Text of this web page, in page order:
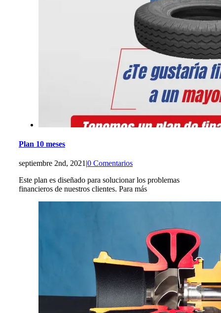
Plan 10 meses
septiembre 2nd, 2021 |0 Comentarios
Este plan es diseñado para solucionar los problemas
financieros de nuestros clientes. Para más